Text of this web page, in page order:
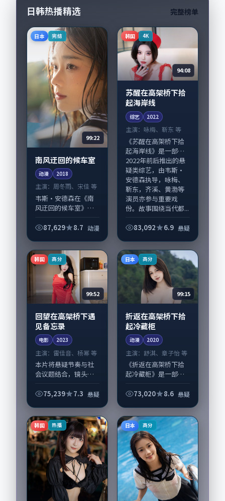
日韩热播精选 完整榜单
日本 完结
99:22
南风迂回的候车室
动漫 2018
主演： 周冬雨、宋佳 等
韦斯·安德森在《南
风迂回的候车室》中
动漫张力，周冬雨、
期主要在日本完成制
作协同，2018-...
87,629 8.7 动漫
韩国 4K
94:08
苏醒在高架桥下拾
起海岸线
综艺 2022
主演： 咏梅、靳东 等
《苏醒在高架桥下拾
起海岸线》是一部
2022年前后推出的悬
疑类综艺，由韦斯·
安德森执导，咏梅、
靳东，齐溪、黄渤等
演员亦参与重要戏
份。故事围绕当代都...
83,092 6.9 悬疑
韩国 高分
99:52
回望在高架桥下遇
见备忘录
电影 2023
主演： 雷佳音、杨幂 等
本片将悬疑节奏与社
会议题结合，镜头语
《回望在高架桥下遇
音、杨幂担纲主线；
取景与声音设计凸显
韩国...
75,239 7.3 悬疑
日本 高分
99:15
折返在高架桥下拾
起冷藏柜
动漫 2020
主演：舒淇、章子怡 等
《折返在高架桥下拾
起冷藏柜》是一部
疑类动漫，由林超贤
演员亦参与重要戏
份。故事围绕当代都
市...
73,020 8.6 悬疑
韩国 热播 日本 高分